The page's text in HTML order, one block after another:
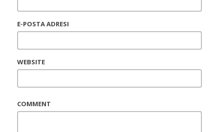
E-POSTA ADRESI
WEBSITE
COMMENT